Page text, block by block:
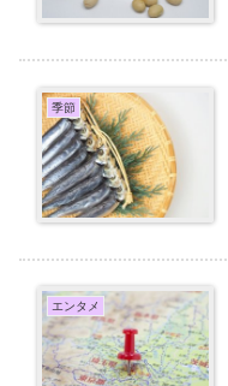
季節
エンタメ